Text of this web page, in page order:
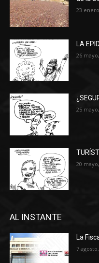
23
LA
26
25
20
AL INSTANTE
La
7